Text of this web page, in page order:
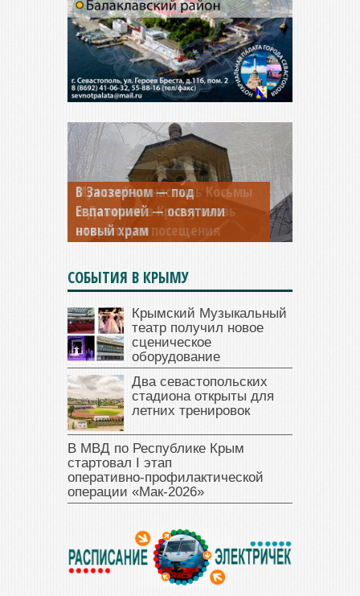
Мужской монастырь Косьмы
и Дамиана в Крыму вновь
открыт для посещения
СОБЫТИЯ В КРЫМУ
Крымский Музыкальный
театр получил новое
сценическое
оборудование
Два севастопольских
стадиона открыты для
летних тренировок
В МВД по Республике Крым
стартовал I этап
оперативно‑профилактической
операции «Мак‑2026»